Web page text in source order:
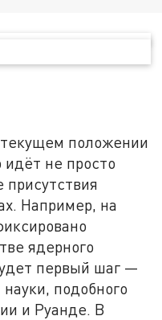
положении
не просто
присутствия
Например, на
ядерного
первый шаг —
подобного
и Руанде. В